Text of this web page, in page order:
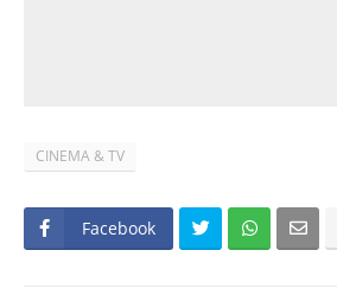
CINEMA & TV
Facebook